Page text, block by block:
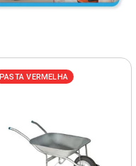
PASTA VERMELHA